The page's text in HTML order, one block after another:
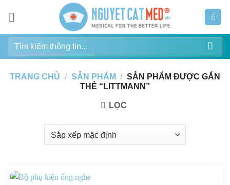
dung
Tìm
kiếm:
TRANG CHỦ / SẢN PHẨM / SẢN PHẨM ĐƯỢC GẮN
THẺ “LITTMANN”
LỌC